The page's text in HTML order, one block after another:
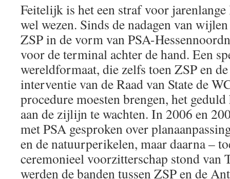
Feitelijk is het een straf voor
wel wezen. Sinds de nadagen van
ZSP in de vorm van PSA-
voor de terminal achter de hand. Een
wereldformaat, die zelfs toen ZSP en
interventie van de Raad van State de
procedure moesten brengen, het
aan de zijlijn te wachten. In 2006 en
met PSA gesproken over
en de natuurperikelen, maar daarna –
ceremonieel voorzitterschap stond van
werden de banden tussen ZSP en de